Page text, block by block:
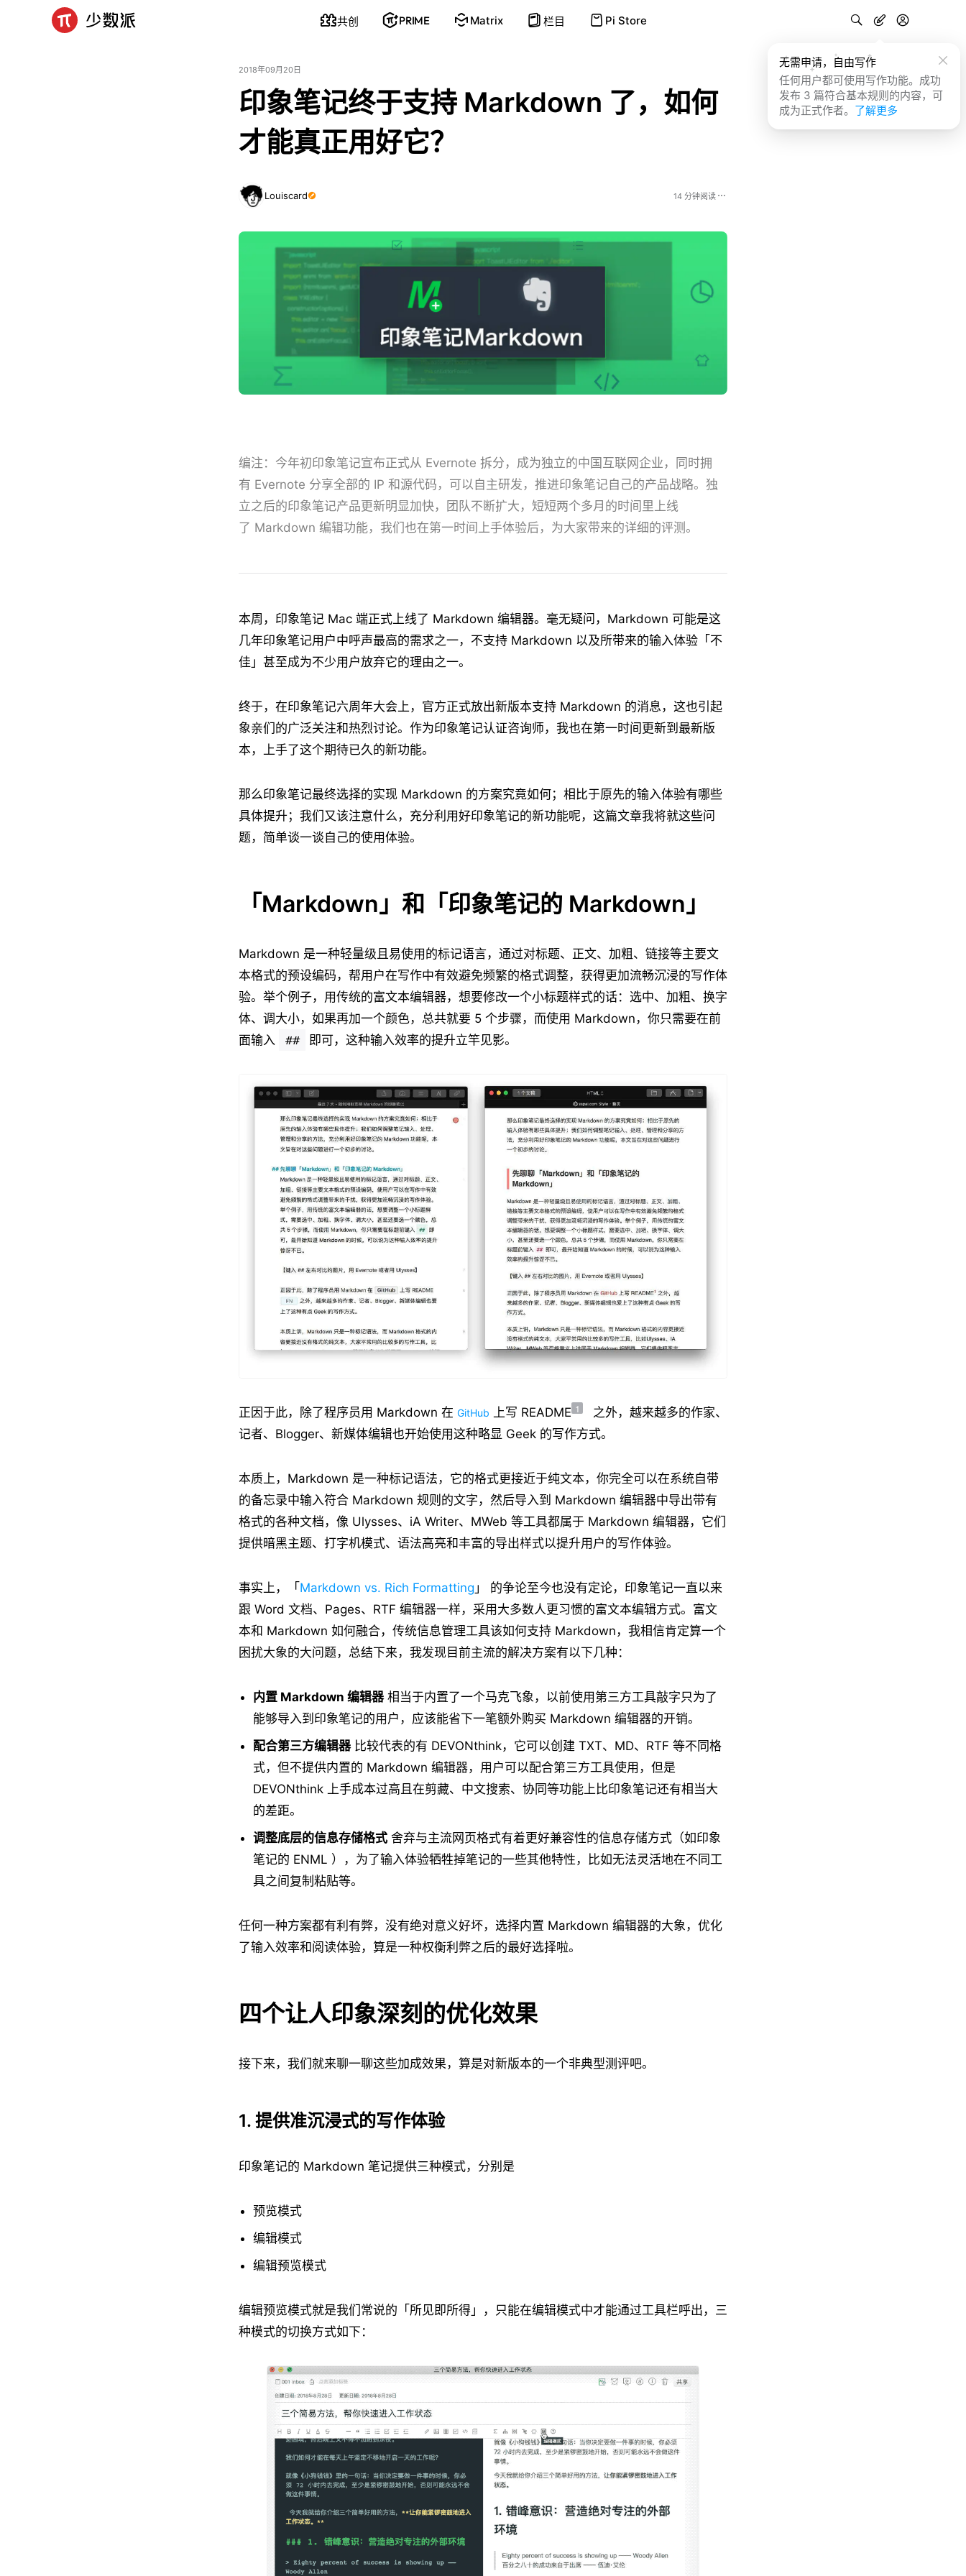
共创 PRIME Matrix 栏目 Pi Store
无需申请，自由写作
任何用户都可使用写作功能。成功
发布 3 篇符合基本规则的内容，可
成为正式作者。 了解更多
2018年09月20日
印象笔记终于支持 Markdown 了，如何
才能真正用好它？
Louiscard 14 分钟阅读
编注：今年初印象笔记宣布正式从 Evernote 拆分，成为独立的中国互联网企业，同时拥
有 Evernote 分享全部的 IP 和源代码，可以自主研发，推进印象笔记自己的产品战略。独
立之后的印象笔记产品更新明显加快，团队不断扩大，短短两个多月的时间里上线
了 Markdown 编辑功能，我们也在第一时间上手体验后，为大家带来的详细的评测。
本周，印象笔记 Mac 端正式上线了 Markdown 编辑器。毫无疑问，Markdown 可能是这
几年印象笔记用户中呼声最高的需求之一，不支持 Markdown 以及所带来的输入体验「不
佳」甚至成为不少用户放弃它的理由之一。
终于，在印象笔记六周年大会上，官方正式放出新版本支持 Markdown 的消息，这也引起
象亲们的广泛关注和热烈讨论。作为印象笔记认证咨询师，我也在第一时间更新到最新版
本，上手了这个期待已久的新功能。
那么印象笔记最终选择的实现 Markdown 的方案究竟如何；相比于原先的输入体验有哪些
具体提升；我们又该注意什么，充分利用好印象笔记的新功能呢，这篇文章我将就这些问
题，简单谈一谈自己的使用体验。
「Markdown」和「印象笔记的 Markdown」
Markdown 是一种轻量级且易使用的标记语言，通过对标题、正文、加粗、链接等主要文
本格式的预设编码，帮用户在写作中有效避免频繁的格式调整，获得更加流畅沉浸的写作体
验。举个例子，用传统的富文本编辑器，想要修改一个小标题样式的话：选中、加粗、换字
体、调大小，如果再加一个颜色，总共就要 5 个步骤，而使用 Markdown，你只需要在前
面输入
## 即可，这种输入效率的提升立竿见影。
正因于此，除了程序员用 Markdown 在 GitHub 上写 README 1
之外，越来越多的作家、
记者、Blogger、新媒体编辑也开始使用这种略显 Geek 的写作方式。
本质上，Markdown 是一种标记语法，它的格式更接近于纯文本，你完全可以在系统自带
的备忘录中输入符合 Markdown 规则的文字，然后导入到 Markdown 编辑器中导出带有
格式的各种文档，像 Ulysses、iA Writer、MWeb 等工具都属于 Markdown 编辑器，它们
提供暗黑主题、打字机模式、语法高亮和丰富的导出样式以提升用户的写作体验。
事实上，「 Markdown vs. Rich Formatting 」 的争论至今也没有定论，印象笔记一直以来
跟 Word 文档、Pages、RTF 编辑器一样，采用大多数人更习惯的富文本编辑方式。富文
本和 Markdown 如何融合，传统信息管理工具该如何支持 Markdown，我相信肯定算一个
困扰大象的大问题，总结下来，我发现目前主流的解决方案有以下几种：
内置 Markdown 编辑器相当于内置了一个马克飞象，以前使用第三方工具敲字只为了
能够导入到印象笔记的用户，应该能省下一笔额外购买 Markdown 编辑器的开销。
配合第三方编辑器比较代表的有 DEVONthink，它可以创建 TXT、MD、RTF 等不同格
式，但不提供内置的 Markdown 编辑器，用户可以配合第三方工具使用，但是
DEVONthink 上手成本过高且在剪藏、中文搜索、协同等功能上比印象笔记还有相当大
的差距。
调整底层的信息存储格式 舍弃与主流网页格式有着更好兼容性的信息存储方式（如印象
笔记的 ENML ），为了输入体验牺牲掉笔记的一些其他特性，比如无法灵活地在不同工
具之间复制粘贴等。
任何一种方案都有利有弊，没有绝对意义好坏，选择内置 Markdown 编辑器的大象，优化
了输入效率和阅读体验，算是一种权衡利弊之后的最好选择啦。
四个让人印象深刻的优化效果
接下来，我们就来聊一聊这些加成效果，算是对新版本的一个非典型测评吧。
1. 提供准沉浸式的写作体验
印象笔记的 Markdown 笔记提供三种模式，分别是
预览模式
编辑模式
编辑预览模式
编辑预览模式就是我们常说的「所见即所得」，只能在编辑模式中才能通过工具栏呼出，三
种模式的切换方式如下：